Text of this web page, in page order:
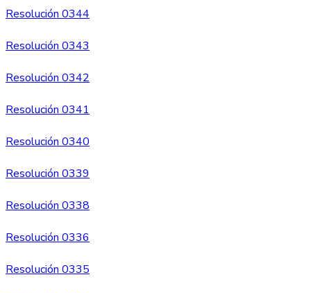
Resolución 0344
Resolución 0343
Resolución 0342
Resolución 0341
Resolución 0340
Resolución 0339
Resolución 0338
Resolución 0336
Resolución 0335